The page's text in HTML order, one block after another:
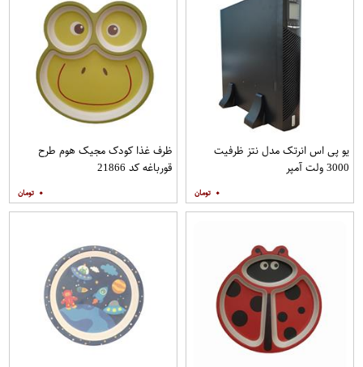
یو پی اس انرتک مدل نتز ظرفیت
3000 ولت آمپر
۰
ظرف غذا کودک مجیک هوم طرح
قورباغه کد 21866
۰